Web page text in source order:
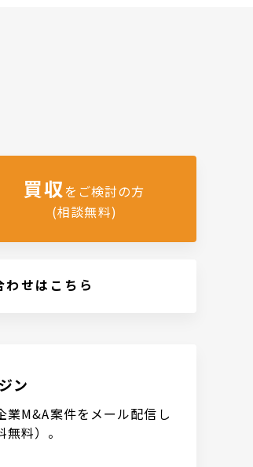
買収をご検討の方
(相談無料)
せはこちら
ン
業M&A案件をメール配信し
料）。